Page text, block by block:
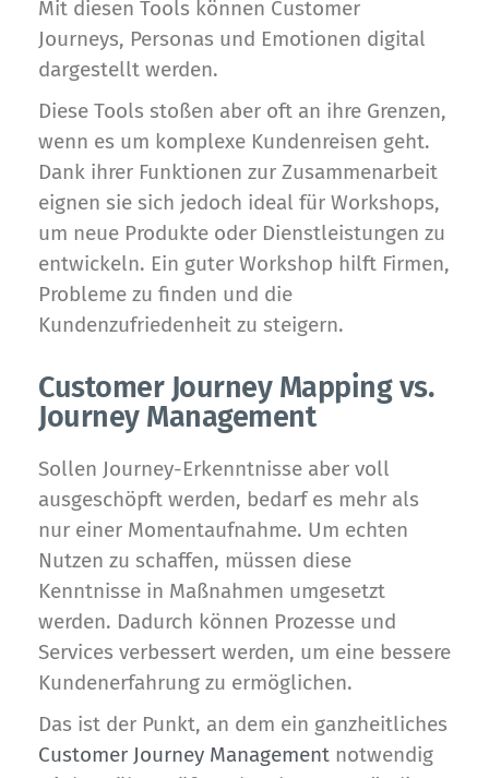
Mit diesen Tools können Customer
Journeys, Personas und Emotionen digital
dargestellt werden.
Diese Tools stoßen aber oft an ihre Grenzen,
wenn es um komplexe Kundenreisen geht.
Dank ihrer Funktionen zur Zusammenarbeit
eignen sie sich jedoch ideal für Workshops,
um neue Produkte oder Dienstleistungen zu
entwickeln. Ein guter Workshop hilft Firmen,
Probleme zu finden und die
Kundenzufriedenheit zu steigern.
Customer Journey Mapping vs.
Journey Management
Sollen Journey-Erkenntnisse aber voll
ausgeschöpft werden, bedarf es mehr als
nur einer Momentaufnahme. Um echten
Nutzen zu schaffen, müssen diese
Kenntnisse in Maßnahmen umgesetzt
werden. Dadurch können Prozesse und
Services verbessert werden, um eine bessere
Kundenerfahrung zu ermöglichen.
Das ist der Punkt, an dem ein ganzheitliches
Customer Journey Management notwendig